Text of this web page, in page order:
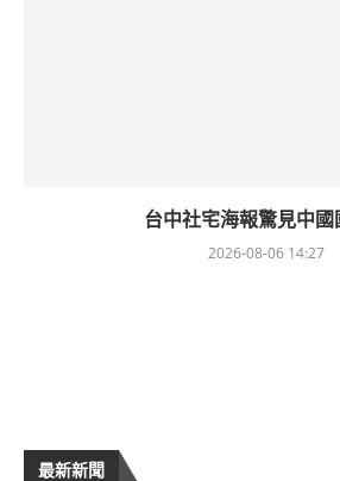
台中社宅海報驚見中國
2026-08-06 14:27
最新新聞